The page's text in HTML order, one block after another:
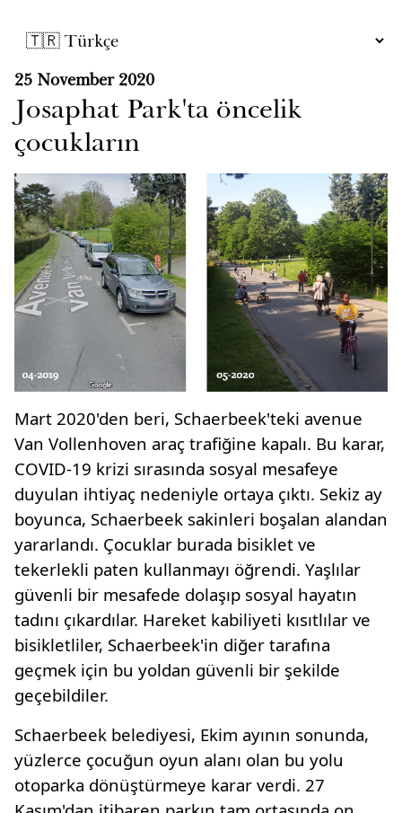
25 November 2020
Josaphat Park'ta öncelik
çocukların
Mart 2020'den beri, Schaerbeek'teki avenue
Van Vollenhoven araç trafiğine kapalı. Bu karar,
COVID-19 krizi sırasında sosyal mesafeye
duyulan ihtiyaç nedeniyle ortaya çıktı. Sekiz ay
boyunca, Schaerbeek sakinleri boşalan alandan
yararlandı. Çocuklar burada bisiklet ve
tekerlekli paten kullanmayı öğrendi. Yaşlılar
güvenli bir mesafede dolaşıp sosyal hayatın
tadını çıkardılar. Hareket kabiliyeti kısıtlılar ve
bisikletliler, Schaerbeek'in diğer tarafına
geçmek için bu yoldan güvenli bir şekilde
geçebildiler.
Schaerbeek belediyesi, Ekim ayının sonunda,
yüzlerce çocuğun oyun alanı olan bu yolu
otoparka dönüştürmeye karar verdi. 27